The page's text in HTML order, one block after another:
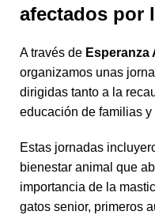
afectados por
A través de Esperanza
organizamos unas
dirigidas tanto a la
educación de familias
Estas jornadas
bienestar animal que
importancia de la
gatos senior, primeros